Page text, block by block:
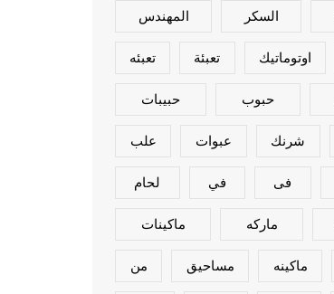
السكر المهندس
اوتوماتيك تعبئة تعبئه
حبوب حبيبات
شرنك عبوات علب
فى في لحام
ماركه ماكينات
ماكينه مساحيق من